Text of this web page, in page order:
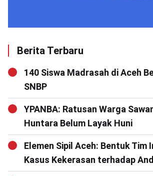
Berita Terbaru
140 Siswa Madrasah di Aceh
SNBP
YPANBA: Ratusan Warga
Huntara Belum Layak Huni
Elemen Sipil Aceh: Bentuk Tim
Kasus Kekerasan terhadap